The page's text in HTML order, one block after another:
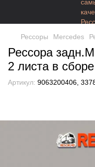
Рессоры Mercedes
Рессора
2 листа в сборе
Артикул: 9063200406,